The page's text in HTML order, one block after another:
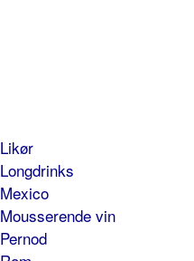
Likør
Longdrinks
Mexico
Mousserende vin
Pernod